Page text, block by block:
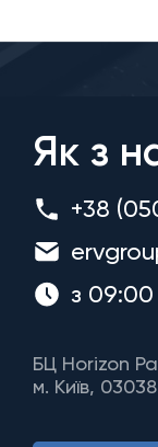
Як з
+38
з
БЦ Horizon
м. Київ, 03038